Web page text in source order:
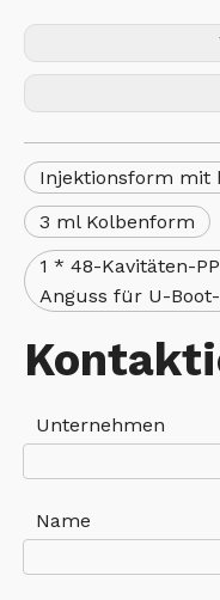
Injektionsform mit
3 ml Kolbenform
1 * 48-Kavitäten-
Anguss für U-
Unternehmen
Name